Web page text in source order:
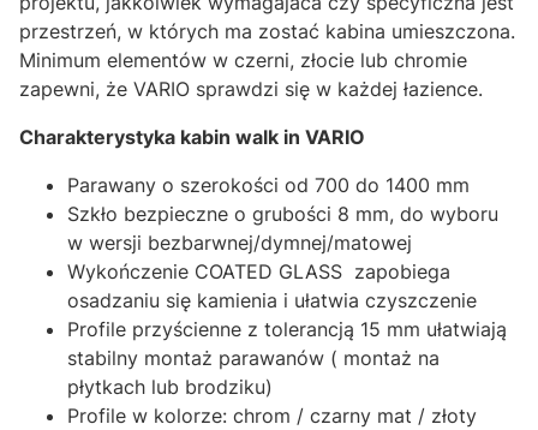
przestrzeń, w których ma zostać kabina umieszczona.
Minimum elementów w czerni, złocie lub chromie
zapewni, że VARIO sprawdzi się w każdej łazience.
Charakterystyka kabin walk in VARIO
Parawany o szerokości od 700 do 1400 mm
Szkło bezpieczne o grubości 8 mm, do wyboru
w wersji bezbarwnej/dymnej/matowej
Wykończenie COATED GLASS zapobiega
osadzaniu się kamienia i ułatwia czyszczenie
Profile przyścienne z tolerancją 15 mm ułatwiają
stabilny montaż parawanów ( montaż na
płytkach lub brodziku)
Profile w kolorze: chrom / czarny mat / złoty